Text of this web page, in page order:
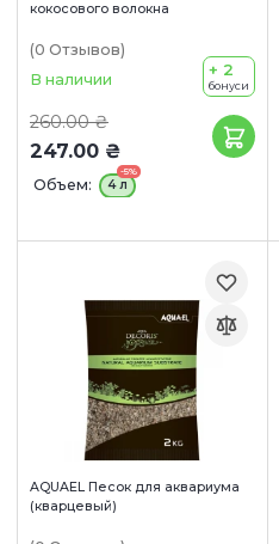
кокосового волокна
(0 Отзывов)
В наличии
260.00 ₴
247.00 ₴
+ 2
бонуси
Объем:
-5%
4 л
AQUAEL Песок для аквариума
(кварцевый)